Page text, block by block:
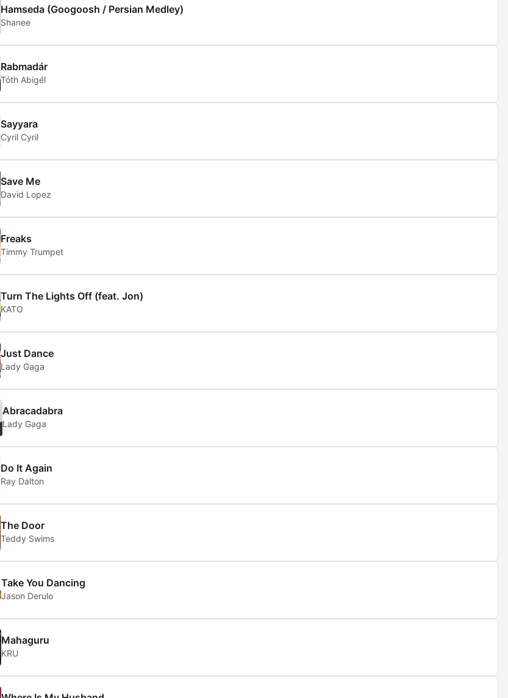
Hamseda (Googoosh / Persian Medley)
Shanee
Rabmadár
Tóth Abigél
Sayyara
Cyril Cyril
Save Me
David Lopez
Freaks
Timmy Trumpet
Turn The Lights Off (feat. Jon)
KATO
Just Dance
Lady Gaga
Abracadabra
Lady Gaga
Do It Again
Ray Dalton
The Door
Teddy Swims
Take You Dancing
Jason Derulo
Mahaguru
KRU